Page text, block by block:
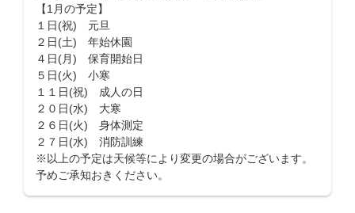
【1月の予定】
１日(祝) 元旦
２日(土) 年始休園
４日(月) 保育開始日
５日(火) 小寒
１１日(祝) 成人の日
２０日(水) 大寒
２６日(火) 身体測定
２７日(水) 消防訓練
※以上の予定は天候等により変更の場合がございます。
予めご承知おきください。